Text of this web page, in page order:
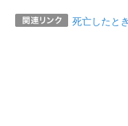
死亡したとき